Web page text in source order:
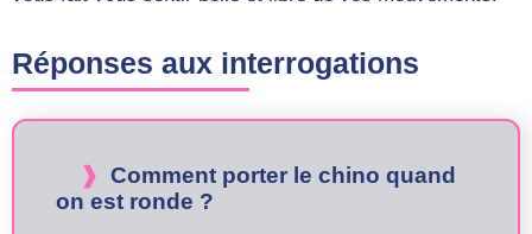
Réponses aux interrogations
Comment porter le chino quand
on est ronde ?